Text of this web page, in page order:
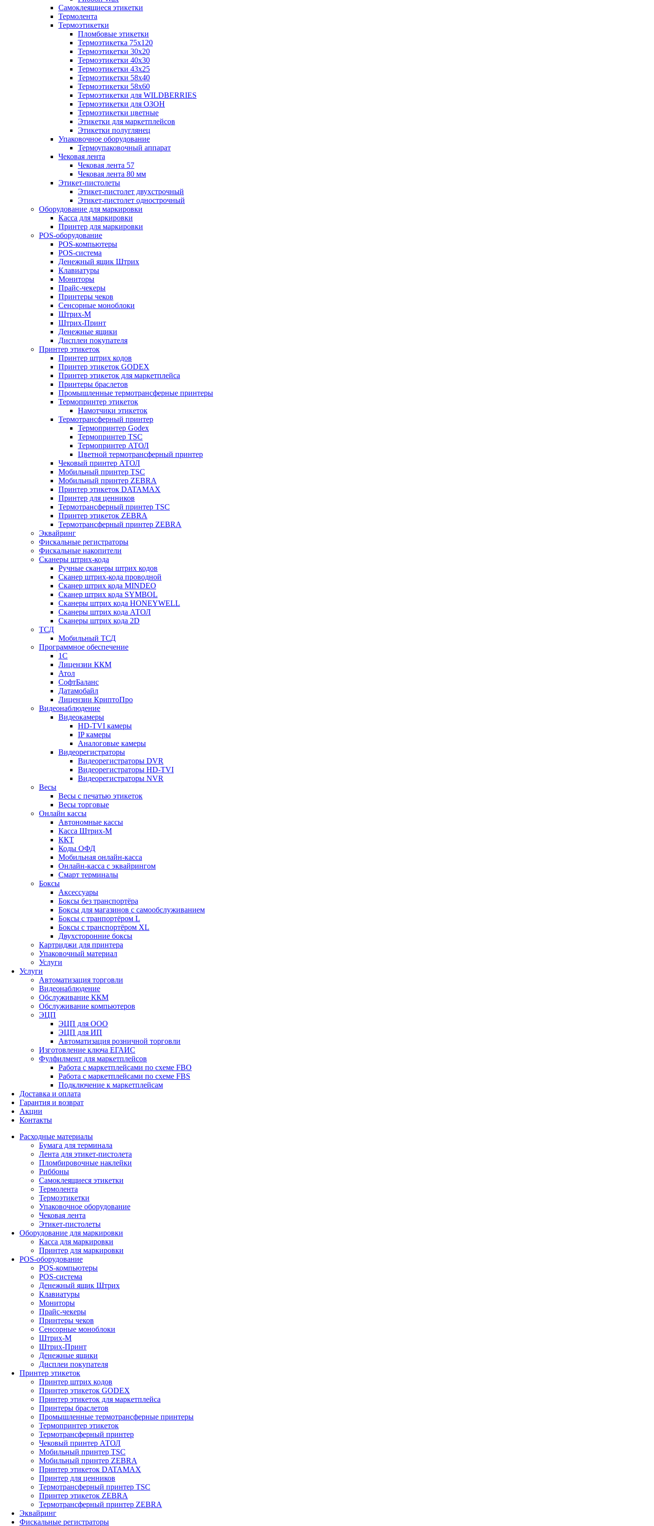
Самоклеящиеся этикетки
Термолента
Термоэтикетки
Пломбовые этикетки
Термоэтикетка 75х120
Термоэтикетки 30х20
Термоэтикетки 40х30
Термоэтикетки 43х25
Термоэтикетки 58х40
Термоэтикетки 58х60
Термоэтикетки для WILDBERRIES
Термоэтикетки для ОЗОН
Термоэтикетки цветные
Этикетки для маркетплейсов
Этикетки полуглянец
Упаковочное оборудование
Термоупаковочный аппарат
Чековая лента
Чековая лента 57
Чековая лента 80 мм
Этикет-пистолеты
Этикет-пистолет двухстрочный
Этикет-пистолет однострочный
Оборудование для маркировки
Касса для маркировки
Принтер для маркировки
POS-оборудование
POS-компьютеры
POS-система
Денежный ящик Штрих
Клавиатуры
Мониторы
Прайс-чекеры
Принтеры чеков
Сенсорные моноблоки
Штрих-М
Штрих-Принт
Денежные ящики
Дисплеи покупателя
Принтер этикеток
Принтер штрих кодов
Принтер этикеток GODEX
Принтер этикеток для маркетплейса
Принтеры браслетов
Промышленные термотрансферные принтеры
Термопринтер этикеток
Намотчики этикеток
Термотрансферный принтер
Термопринтер Godex
Термопринтер TSC
Термопринтер АТОЛ
Цветной термотрансферный принтер
Чековый принтер АТОЛ
Мобильный принтер TSC
Мобильный принтер ZEBRA
Принтер этикеток DATAMAX
Принтер для ценников
Термотрансферный принтер TSC
Принтер этикеток ZEBRA
Термотрансферный принтер ZEBRA
Эквайринг
Фискальные регистраторы
Фискальные накопители
Сканеры штрих-кода
Ручные сканеры штрих кодов
Сканер штрих-кода проводной
Сканер штрих кода MINDEO
Сканер штрих кода SYMBOL
Сканеры штрих кода HONEYWELL
Сканеры штрих кода АТОЛ
Сканеры штрих кода 2D
ТСД
Мобильный ТСД
Программное обеспечение
1С
Лицензии ККМ
Атол
СофтБаланс
Датамобайл
Лицензии КриптоПро
Видеонаблюдение
Видеокамеры
HD-TVI камеры
IP камеры
Аналоговые камеры
Видеорегистраторы
Видеорегистраторы DVR
Видеорегистраторы HD-TVI
Видеорегистраторы NVR
Весы
Весы с печатью этикеток
Весы торговые
Онлайн кассы
Автономные кассы
Касса Штрих-М
ККТ
Коды ОФД
Мобильная онлайн-касса
Онлайн-касса с эквайрингом
Смарт терминалы
Боксы
Аксессуары
Боксы без транспортёра
Боксы для магазинов с самообслуживанием
Боксы с транпортёром L
Боксы с транспортёром XL
Двухсторонние боксы
Картриджи для принтера
Упаковочный материал
Услуги
Услуги
Автоматизация торговли
Видеонаблюдение
Обслуживание ККМ
Обслуживание компьютеров
ЭЦП
ЭЦП для ООО
ЭЦП для ИП
Автоматизация розничной торговли
Изготовление ключа ЕГАИС
Фулфилмент для маркетплейсов
Работа с маркетплейсами по схеме FBO
Работа с маркетплейсами по схеме FBS
Подключение к маркетплейсам
Доставка и оплата
Гарантия и возврат
Акции
Контакты
Расходные материалы
Бумага для терминала
Лента для этикет-пистолета
Пломбировочные наклейки
Риббоны
Самоклеящиеся этикетки
Термолента
Термоэтикетки
Упаковочное оборудование
Чековая лента
Этикет-пистолеты
Оборудование для маркировки
Касса для маркировки
Принтер для маркировки
POS-оборудование
POS-компьютеры
POS-система
Денежный ящик Штрих
Клавиатуры
Мониторы
Прайс-чекеры
Принтеры чеков
Сенсорные моноблоки
Штрих-М
Штрих-Принт
Денежные ящики
Дисплеи покупателя
Принтер этикеток
Принтер штрих кодов
Принтер этикеток GODEX
Принтер этикеток для маркетплейса
Принтеры браслетов
Промышленные термотрансферные принтеры
Термопринтер этикеток
Термотрансферный принтер
Чековый принтер АТОЛ
Мобильный принтер TSC
Мобильный принтер ZEBRA
Принтер этикеток DATAMAX
Принтер для ценников
Термотрансферный принтер TSC
Принтер этикеток ZEBRA
Термотрансферный принтер ZEBRA
Эквайринг
Фискальные регистраторы